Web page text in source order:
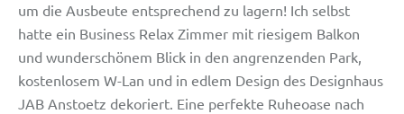
um die Ausbeute entsprechend zu lagern! Ich selbst
hatte ein Business Relax Zimmer mit riesigem Balkon
und wunderschönem Blick in den angrenzenden Park,
kostenlosem W-Lan und in edlem Design des Designhaus
JAB Anstoetz dekoriert. Eine perfekte Ruheoase nach